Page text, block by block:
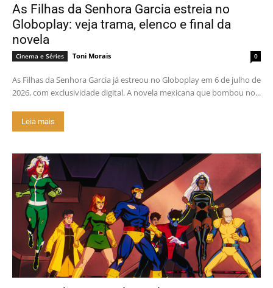
As Filhas da Senhora Garcia estreia no
Globoplay: veja trama, elenco e final da
novela
Cinema e Séries Toni Morais 0
As Filhas da Senhora Garcia já estreou no Globoplay em 6 de julho de
2026, com exclusividade digital. A novela mexicana que bombou no...
Leia mais